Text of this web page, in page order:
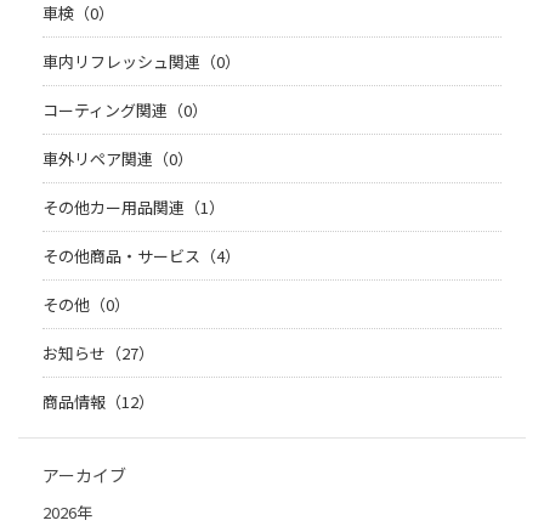
車検（0）
車内リフレッシュ関連（0）
コーティング関連（0）
車外リペア関連（0）
その他カー用品関連（1）
その他商品・サービス（4）
その他（0）
お知らせ（27）
商品情報（12）
アーカイブ
2026年